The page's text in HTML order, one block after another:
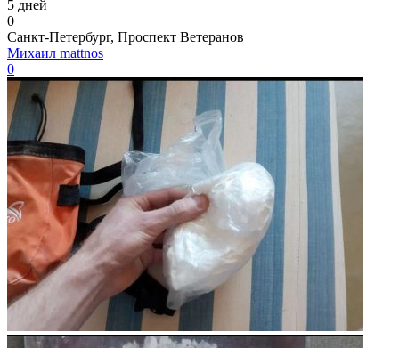
5 дней
0
Санкт-Петербург, Проспект Ветеранов
Михаил mattnos
0